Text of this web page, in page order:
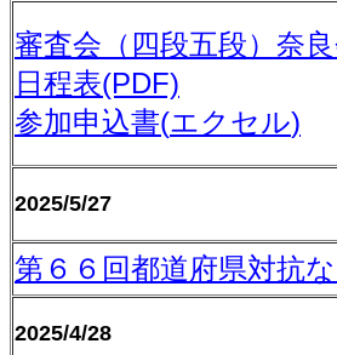
審査会（四段五段）奈
日程表(PDF)
参加申込書(エクセル)
2025/5/27
第６６回都道府県対抗
2025/4/28